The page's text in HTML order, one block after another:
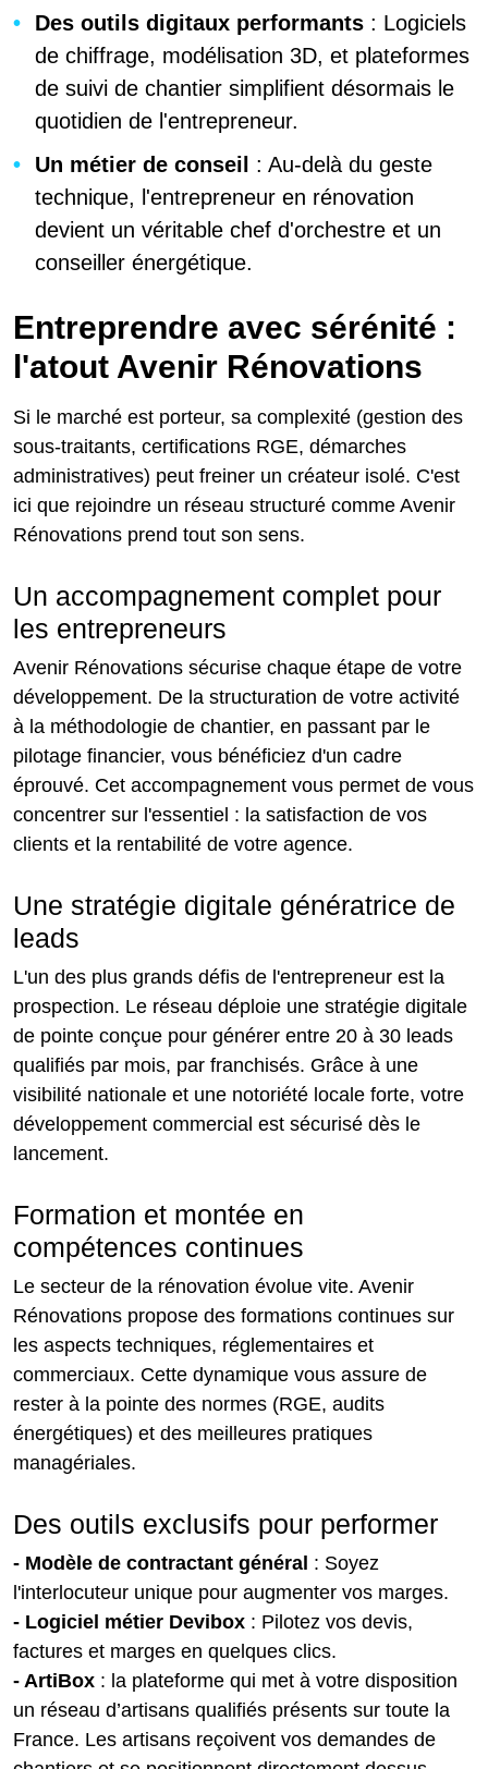
Des outils digitaux performants : Logiciels
de chiffrage, modélisation 3D, et plateformes
de suivi de chantier simplifient désormais le
quotidien de l'entrepreneur.
Un métier de conseil : Au-delà du geste
technique, l'entrepreneur en rénovation
devient un véritable chef d'orchestre et un
conseiller énergétique.
Entreprendre avec sérénité :
l'atout Avenir Rénovations
Si le marché est porteur, sa complexité (gestion des
sous-traitants, certifications RGE, démarches
administratives) peut freiner un créateur isolé. C'est
ici que rejoindre un réseau structuré comme Avenir
Rénovations prend tout son sens.
Un accompagnement complet pour
les entrepreneurs
Avenir Rénovations sécurise chaque étape de votre
développement. De la structuration de votre activité
à la méthodologie de chantier, en passant par le
pilotage financier, vous bénéficiez d'un cadre
éprouvé. Cet accompagnement vous permet de vous
concentrer sur l'essentiel : la satisfaction de vos
clients et la rentabilité de votre agence.
Une stratégie digitale génératrice de
leads
L'un des plus grands défis de l'entrepreneur est la
prospection. Le réseau déploie une stratégie digitale
de pointe conçue pour générer entre 20 à 30 leads
qualifiés par mois, par franchisés. Grâce à une
visibilité nationale et une notoriété locale forte, votre
développement commercial est sécurisé dès le
lancement.
Formation et montée en
compétences continues
Le secteur de la rénovation évolue vite. Avenir
Rénovations propose des formations continues sur
les aspects techniques, réglementaires et
commerciaux. Cette dynamique vous assure de
rester à la pointe des normes (RGE, audits
énergétiques) et des meilleures pratiques
managériales.
Des outils exclusifs pour performer
- Modèle de contractant général : Soyez
l'interlocuteur unique pour augmenter vos marges.
- Logiciel métier Devibox : Pilotez vos devis,
factures et marges en quelques clics.
- ArtiBox : la plateforme qui met à votre disposition
un réseau d’artisans qualifiés présents sur toute la
France. Les artisans reçoivent vos demandes de